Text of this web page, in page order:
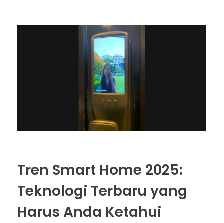
Tren Smart Home 2025:
Teknologi Terbaru yang
Harus Anda Ketahui